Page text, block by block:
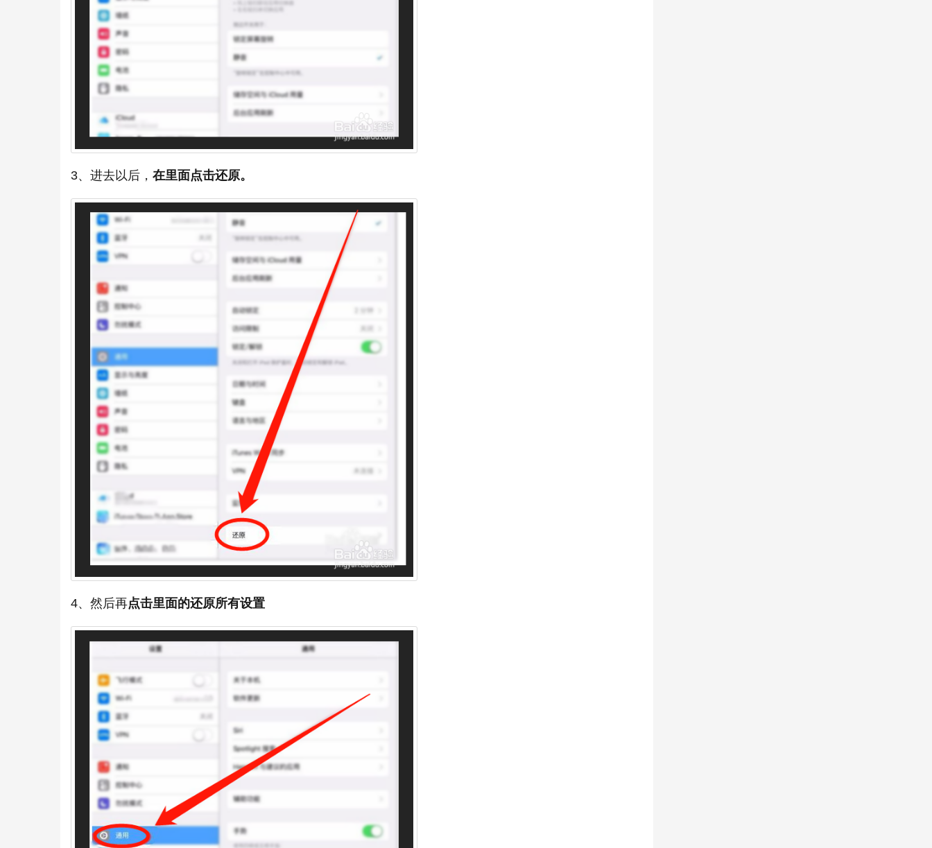
3、进去以后， 在里面点击还原。
4、然后再点击里面的还原所有设置